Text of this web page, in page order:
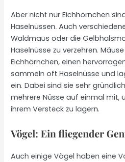
Aber nicht nur Eichhörnchen
Haselnüssen. Auch
Waldmaus oder die
Haselnüsse zu verzehren.
Eichhörnchen, einen
sammeln oft Haselnüsse und
ein. Dabei sind sie sehr
mehrere Nüsse auf einmal mit,
ihrem Versteck zu lagern.
Vögel: Ein fliegender
Auch einige Vögel haben eine